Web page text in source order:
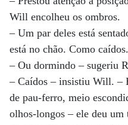
Will encolheu os ombros.
– Um par deles está
está no chão. Como caídos.
– Ou dormindo – sugeriu
– Caídos – insistiu Will. –
de pau-ferro, meio
olhos-longos – ele deu um